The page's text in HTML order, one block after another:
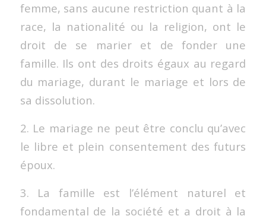
femme, sans aucune restriction quant à la
race, la nationalité ou la religion, ont le
droit de se marier et de fonder une
famille. Ils ont des droits égaux au regard
du mariage, durant le mariage et lors de
sa dissolution.
2. Le mariage ne peut être conclu qu’avec
le libre et plein consentement des futurs
époux.
3. La famille est l’élément naturel et
fondamental de la société et a droit à la